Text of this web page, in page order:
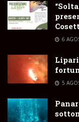
6
5